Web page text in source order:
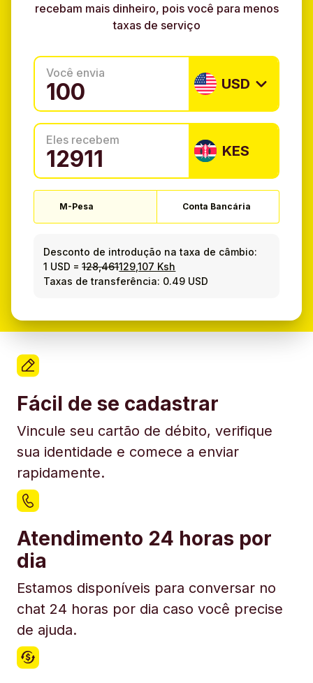
recebam mais dinheiro, pois você para menos
taxas de serviço
Você envia
USD
Eles recebem
KES
M-Pesa Conta Bancária
Desconto de introdução na taxa de câmbio:
1 USD =128,461129,107 Ksh
Taxas de transferência: 0.49 USD
Fácil de se cadastrar
Vincule seu cartão de débito, verifique
sua identidade e comece a enviar
rapidamente.
Atendimento 24 horas por
dia
Estamos disponíveis para conversar no
chat 24 horas por dia caso você precise
de ajuda.